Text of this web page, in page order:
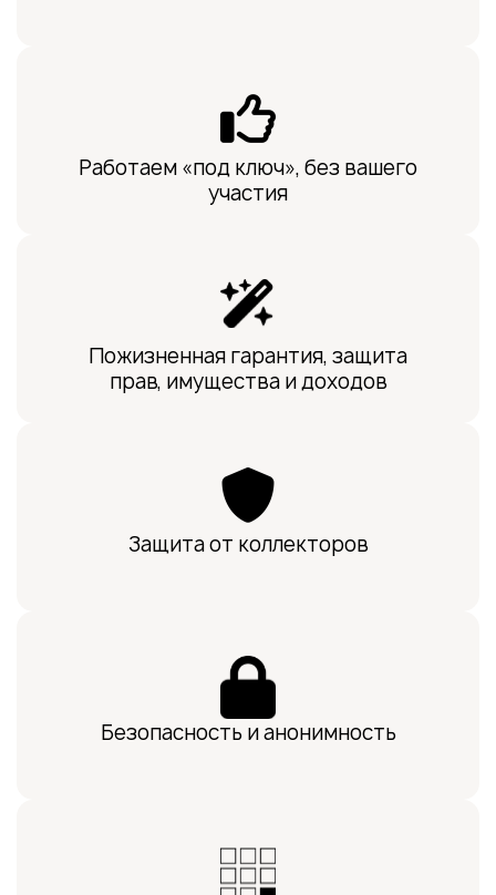
Руководитель клиентского отдела.
Ежедневно помогает сотням клиентов
Работаем «под ключ», без вашего
участия
Пожизненная гарантия, защита
прав, имущества и доходов
Защита от коллекторов
Безопасность и анонимность